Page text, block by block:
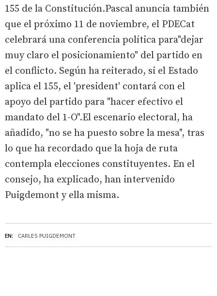
EN: CARLES PUIGDEMONT
155 de la Constitución.Pascal anuncia también
que el próximo 11 de noviembre, el PDECat
celebrará una conferencia política para"dejar
muy claro el posicionamiento" del partido en
el conflicto. Según ha reiterado, si el Estado
aplica el 155, el 'president' contará con el
apoyo del partido para "hacer efectivo el
mandato del 1-O".El escenario electoral, ha
añadido, "no se ha puesto sobre la mesa", tras
lo que ha recordado que la hoja de ruta
contempla elecciones constituyentes. En el
consejo, ha explicado, han intervenido
Puigdemont y ella misma.